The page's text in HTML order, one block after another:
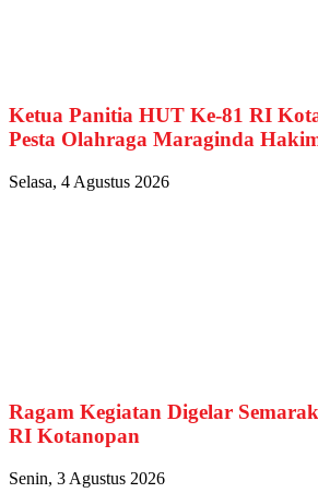
Ketua Panitia HUT Ke-81 RI
Pesta Olahraga Maraginda
Selasa, 4 Agustus 2026
Ragam Kegiatan Digelar
RI Kotanopan
Senin, 3 Agustus 2026